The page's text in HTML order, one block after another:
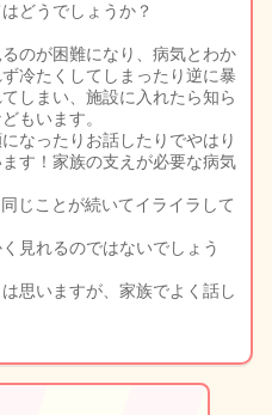
どうでしょうか？
のが困難になり、病気とわか
冷たくしてしまったり逆に暴
しまい、施設に入れたら知ら
もいます。
なったりお話したりでやはり
す！家族の支えが必要な病気
じことが続いてイライラして
見れるのではないでしょう
思いますが、家族でよく話し